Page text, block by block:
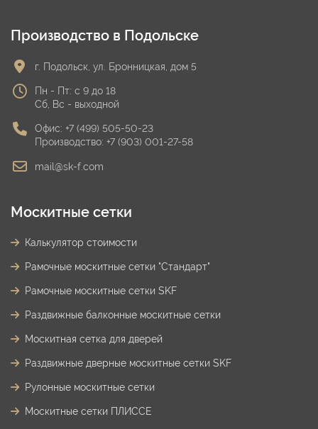
Производство в Подольске
г. Подольск, ул. Бронницкая, дом 5
Пн - Пт: с 9 до 18
Сб, Вс - выходной
Офис: +7 (499) 505-50-23
Производство: +7 (903) 001-27-58
mail@sk-f.com
Москитные сетки
Калькулятор стоимости
Рамочные москитные сетки "Стандарт"
Рамочные москитные сетки SKF
Раздвижные балконные москитные сетки
Москитная сетка для дверей
Раздвижные дверные москитные сетки SKF
Рулонные москитные сетки
Москитные сетки ПЛИССЕ